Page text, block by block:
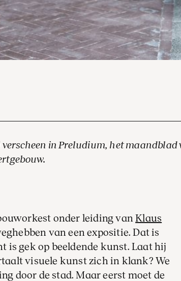
in Preludium, het maandblad
onder leiding vanKlaus
van een expositie. Dat is
is gek op beeldende kunst. Laat hij
visuele kunst zich in klank? We
door de stad. Maar eerst moet de